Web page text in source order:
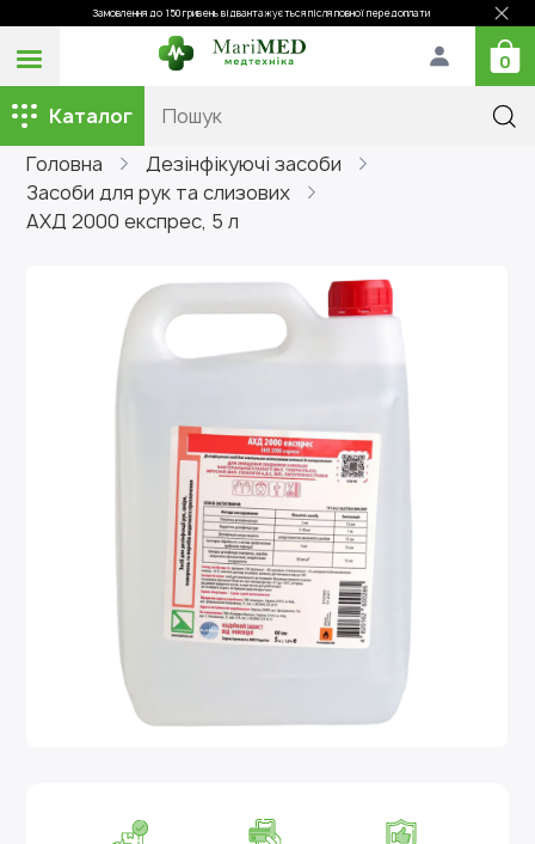
Замовлення до 150 гривень відвантажується після повної передоплати
0
Каталог
Головна
Дезінфікуючі засоби
Засоби для рук та слизових
АХД 2000 експрес, 5 л